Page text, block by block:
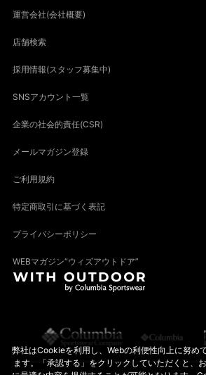
運営会社(会社概要)
店舗検索
採用情報(スタッフ募集中)
SNSアカウント一覧
企業の社会的責任(CSR)
メールマガジン登録
ご利用規約
特定商取引に基づく表記
プライバシーポリシー
WEBマガジン“ウィズアウトドア”
弊社はCookieを利用し、Webの利便性向上に努め
ます。「承認する」をクリックしていただくと、